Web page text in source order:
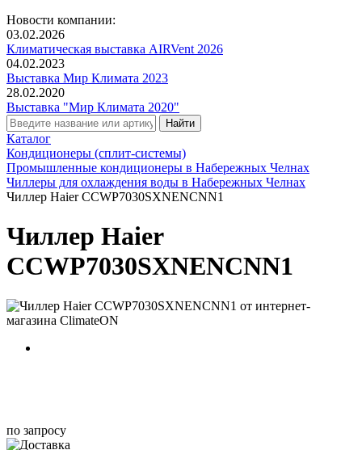
Новости компании:
03.02.2026
Климатическая выставка AIRVent 2026
04.02.2023
Выставка Мир Климата 2023
28.02.2020
Выставка "Мир Климата 2020"
Каталог
Кондиционеры (сплит-системы)
Промышленные кондиционеры в Набережных Челнах
Чиллеры для охлаждения воды в Набережных Челнах
Чиллер Haier CCWP7030SXNENCNN1
Чиллер Haier
CCWP7030SXNENCNN1
по запросу